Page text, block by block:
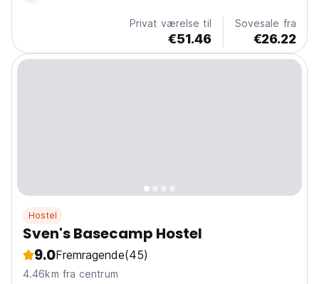
Privat værelse til
€51.46
Sovesale fra
€26.22
Hostel
Sven's Basecamp Hostel
9.0Fremragende(45)
4.46km fra centrum